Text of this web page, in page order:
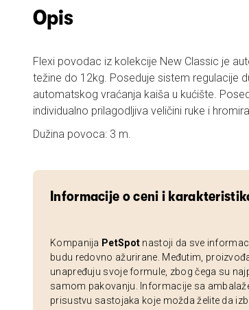
Opis
Flexi povodac iz kolekcije New Classic je
težine do 12kg. Poseduje sistem regulacije
automatskog vraćanja kaiša u kućište.
individualno prilagodljiva veličini ruke i
Dužina povoca: 3 m.
Informacije o ceni i
Kompanija PetSpot nastoji da sve
budu redovno ažurirane. Međutim,
unapređuju svoje formule, zbog čega su
samom pakovanju. Informacije sa
prisustvu sastojaka koje možda želite da